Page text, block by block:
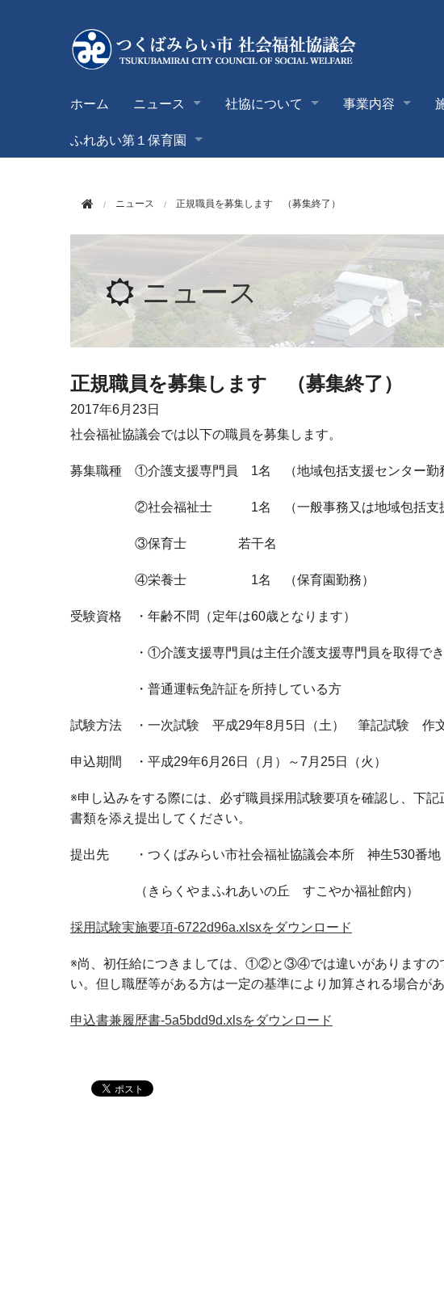
ホーム ニュース 社協について 事業内容
ふれあい第１保育園
ニュース 正規職員を募集します （募集終了）
ニュース
正規職員を募集します （募集終了）
2017年6月23日
社会福祉協議会では以下の職員を募集します。
募集職種 ①介護支援専門員 1名 （地域包括支援センター勤
②社会福祉士 1名 （一般事務又は地域包括支援セ
③保育士 若干名
④栄養士 1名 （保育園勤務）
受験資格 ・年齢不問（定年は60歳となります）
・①介護支援専門員は主任介護支援専門員を取得でき
・普通運転免許証を所持している方
試験方法 ・一次試験 平成29年8月5日（土） 筆記試験 作
申込期間 ・平成29年6月26日（月）～7月25日（火）
※申し込みをする際には、必ず職員採用試験要項を確認し、下
書類を添え提出してください。
提出先 ・つくばみらい市社会福祉協議会本所 神生530番
（きらくやまふれあいの丘 すこやか福祉館内）
採用試験実施要項-6722d96a.xlsxをダウンロード
※尚、初任給につきましては、①②と③④では違いがありますの
い。但し職歴等がある方は一定の基準により加算される場合があ
申込書兼履歴書-5a5bdd9d.xlsをダウンロード